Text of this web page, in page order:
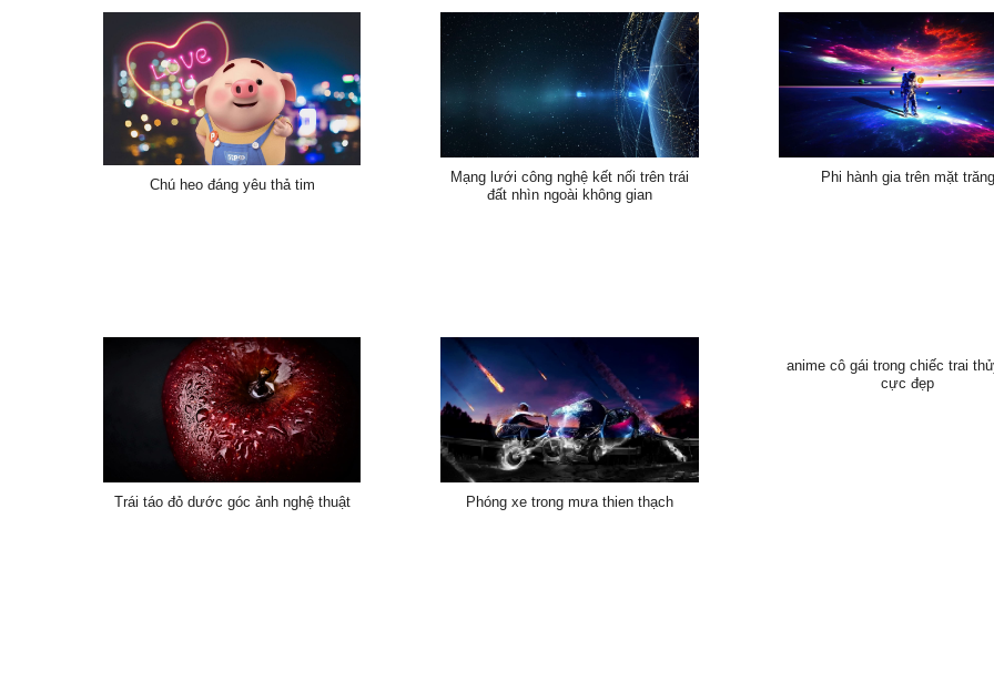
Chú heo đáng yêu thả tim
Mạng lưới công nghệ kết nối trên trái
đất nhìn ngoài không gian
Phi hành gia trên mặt trăng
Trái táo đỏ dước góc ảnh nghệ thuật Phóng xe trong mưa thien thạch
anime cô gái trong chiếc trai
cực đẹp